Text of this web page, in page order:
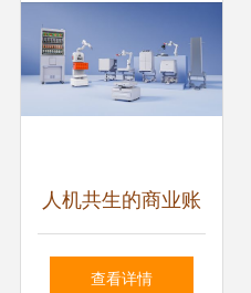
人机共生的商业账
本 云迹科技CEO李
查看详情